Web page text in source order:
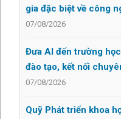
gia đặc biệt về công
07/08/2026
Đưa AI đến trường
đào tạo, kết nối
07/08/2026
Quỹ Phát triển khoa